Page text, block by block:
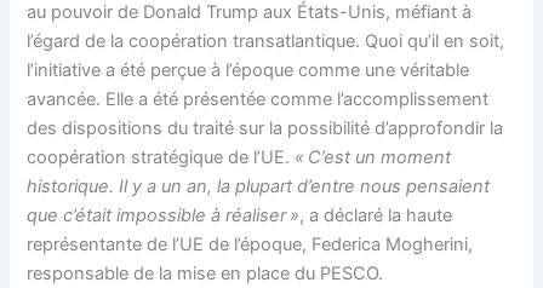
au pouvoir de Donald Trump aux États-Unis, méfiant à
l’égard de la coopération transatlantique. Quoi qu’il en soit,
l’initiative a été perçue à l’époque comme une véritable
avancée. Elle a été présentée comme l’accomplissement
des dispositions du traité sur la possibilité d’approfondir la
coopération stratégique de l’UE. « C’est un moment
historique. Il y a un an, la plupart d’entre nous pensaient
que c’était impossible à réaliser », a déclaré la haute
représentante de l’UE de l’époque, Federica Mogherini,
responsable de la mise en place du PESCO.